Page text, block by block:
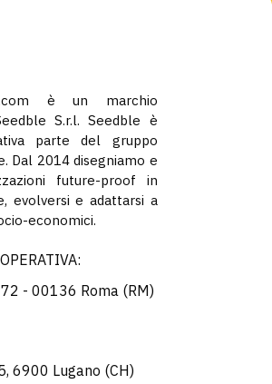
è un marchio
S.r.l. Seedble è
parte del gruppo
Dal 2014 disegniamo e
future-proof in
evolversi e adattarsi a
economici.
- 00136 Roma (RM)
6900 Lugano (CH)